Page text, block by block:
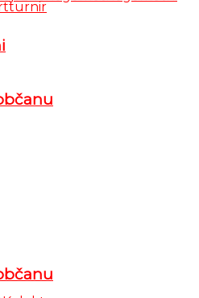
turnir